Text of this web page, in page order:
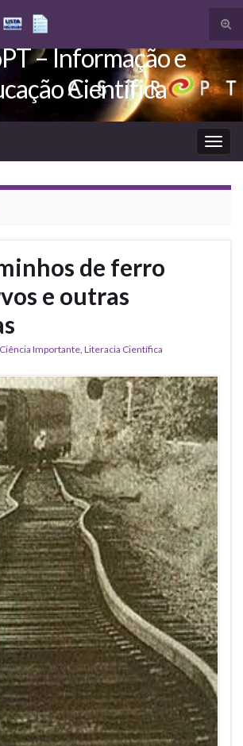
for: – Informação e
Científica
de ferro
e outras
Ciência Importante, Literacia Científica